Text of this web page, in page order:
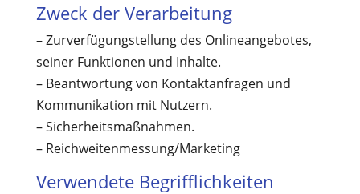
Zweck der Verarbeitung
– Zurverfügungstellung des Onlineangebotes,
seiner Funktionen und Inhalte.
– Beantwortung von Kontaktanfragen und
Kommunikation mit Nutzern.
– Sicherheitsmaßnahmen.
– Reichweitenmessung/Marketing
Verwendete Begrifflichkeiten